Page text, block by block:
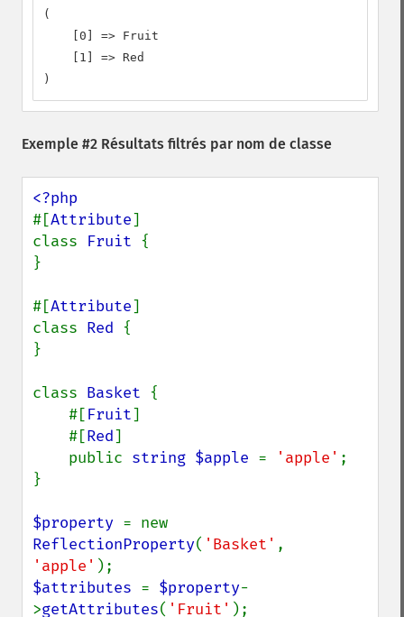
(
    [0] => Fruit
    [1] => Red
)
Exemple #2 Résultats filtrés par nom de classe
#[Attribute]
class Fruit {
}
#[Attribute]
class Red {
}
class Basket {
    #[
Fruit]
    #[
Red]
    public
string $apple = 'apple' ;
}
$property
ReflectionProperty( 'Basket'
'apple'
$attributes = $property-
>getAttributes( 'Fruit'